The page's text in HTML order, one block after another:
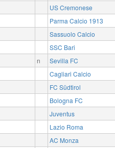
US Cremonese
Parma Calcio 1913
Sassuolo Calcio
SSC Bari
n Sevilla FC
Cagliari Calcio
FC Südtirol
Bologna FC
Juventus
Lazio Roma
AC Monza